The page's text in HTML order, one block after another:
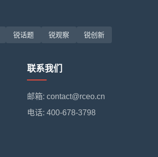
锐话题 锐观察 锐创新
联系我们
邮箱: contact@rceo.cn
电话: 400-678-3798